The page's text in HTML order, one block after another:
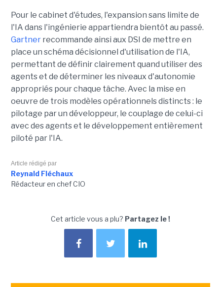
Pour le cabinet d'études, l'expansion sans limite de
l'IA dans l'ingénierie appartiendra bientôt au passé.
Gartnerrecommande ainsi aux DSI de mettre en
place un schéma décisionnel d'utilisation de l'IA,
permettant de définir clairement quand utiliser des
agents et de déterminer les niveaux d'autonomie
appropriés pour chaque tâche. Avec la mise en
oeuvre de trois modèles opérationnels distincts : le
pilotage par un développeur, le couplage de celui-ci
avec des agents et le développement entièrement
piloté par l'IA.
Article rédigé par
Reynald Fléchaux
Rédacteur en chef CIO
Cet article vous a plu? Partagez le !